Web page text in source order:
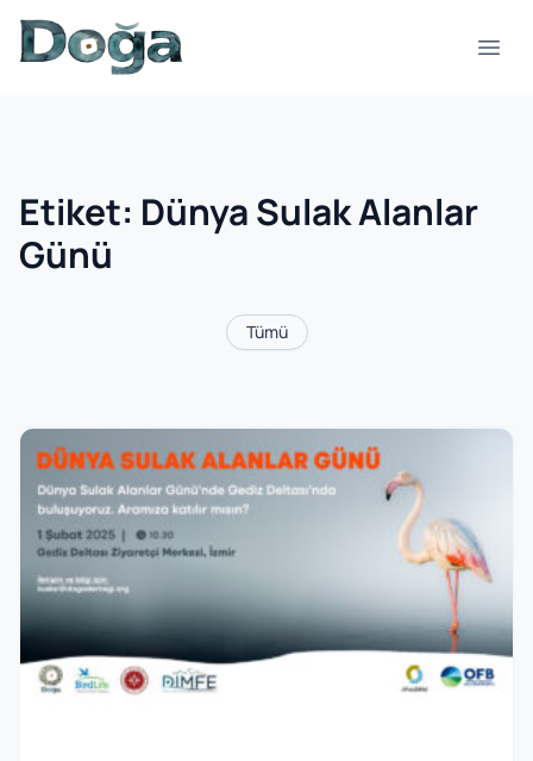
İçeriğe geç
Etiket: Dünya Sulak Alanlar
Günü
Tümü